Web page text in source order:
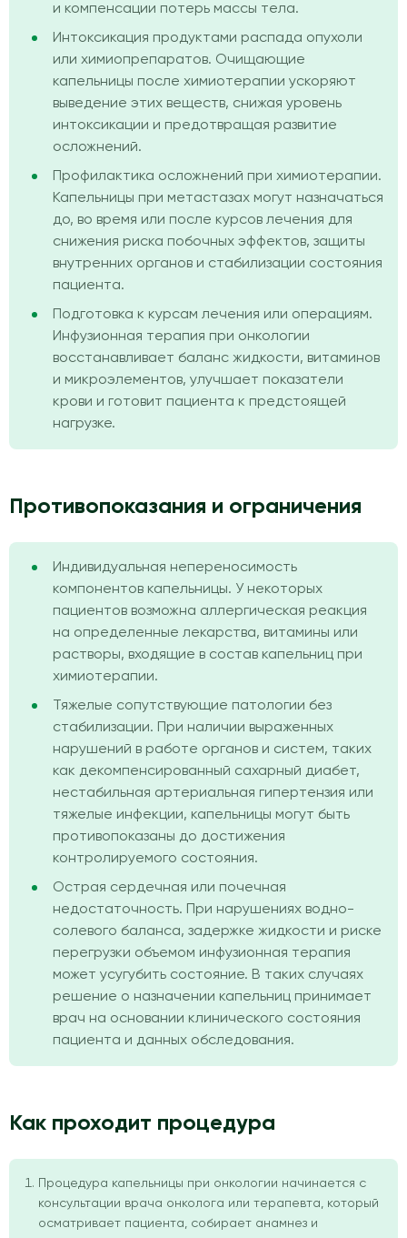
и компенсации потерь массы тела.
Интоксикация продуктами распада опухоли
или химиопрепаратов. Очищающие
капельницы после химиотерапии ускоряют
выведение этих веществ, снижая уровень
интоксикации и предотвращая развитие
осложнений.
Профилактика осложнений при химиотерапии.
Капельницы при метастазах могут назначаться
до, во время или после курсов лечения для
снижения риска побочных эффектов, защиты
внутренних органов и стабилизации состояния
пациента.
Подготовка к курсам лечения или операциям.
Инфузионная терапия при онкологии
восстанавливает баланс жидкости, витаминов
и микроэлементов, улучшает показатели
крови и готовит пациента к предстоящей
нагрузке.
Противопоказания и ограничения
Индивидуальная непереносимость
компонентов капельницы. У некоторых
пациентов возможна аллергическая реакция
на определенные лекарства, витамины или
растворы, входящие в состав капельниц при
химиотерапии.
Тяжелые сопутствующие патологии без
стабилизации. При наличии выраженных
нарушений в работе органов и систем, таких
как декомпенсированный сахарный диабет,
нестабильная артериальная гипертензия или
тяжелые инфекции, капельницы могут быть
противопоказаны до достижения
контролируемого состояния.
Острая сердечная или почечная
недостаточность. При нарушениях водно-
солевого баланса, задержке жидкости и риске
перегрузки объемом инфузионная терапия
может усугубить состояние. В таких случаях
решение о назначении капельниц принимает
врач на основании клинического состояния
пациента и данных обследования.
Как проходит процедура
Процедура капельницы при онкологии начинается с
консультации врача онколога или терапевта, который
осматривает пациента, собирает анамнез и